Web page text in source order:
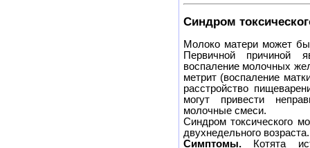
Синдром
Молоко матери может
Первичной причиной
воспаление молочных
метрит (воспаление
расстройство
могут привести
молочные смеси.
Синдром токсического
двухнедельного возраста.
Симптомы.Котята